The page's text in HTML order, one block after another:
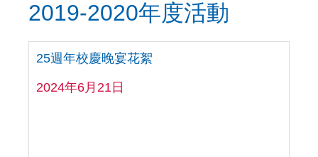
2019-2020年度活動
25週年校慶晚宴花絮
2024年6月21日